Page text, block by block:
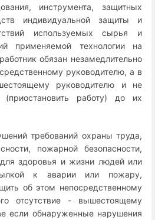
инструмента, защитных
индивидуальной защиты и
используемых сырья и
применяемой технологии на
обязан незамедлительно
руководителю, а в
руководителю и не
работу) до их
требований охраны труда,
пожарной безопасности,
здоровья и жизни людей или
к аварии или пожару,
об этом непосредственному
отсутствие - вышестоящему
если обнаруженные нарушения